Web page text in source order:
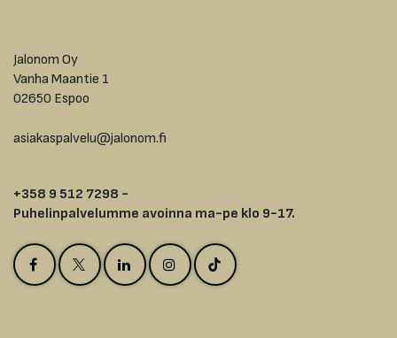
Jalonom Oy
Vanha Maantie 1
02650 Espoo
asiakaspalvelu@jalonom.fi
+358 9 512 7298 -
Puhelinpalvelumme avoinna ma-pe klo 9-17.